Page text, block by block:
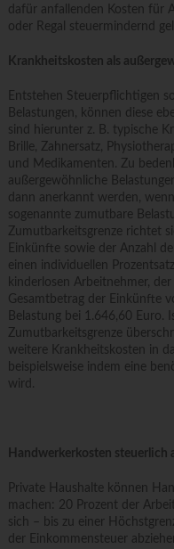
dafür anfallenden Kosten für
oder Regal steuermindernd
Krankheitskosten als
Entstehen Steuerpflichtigen
Belastungen, können diese
sind hierunter z. B. typische
Brille, Zahnersatz,
und Medikamenten. Zu
außergewöhnliche
dann anerkannt werden,
sogenannte zumutbare
Zumutbarkeitsgrenze richtet
Einkünfte sowie der Anzahl
einen individuellen
kinderlosen Arbeitnehmer,
Gesamtbetrag der Einkünfte
Belastung bei 1.646,60 Euro.
Zumutbarkeitsgrenze
weitere Krankheitskosten in
beispielsweise indem eine
wird.
Handwerkerkosten steuerlich
Private Haushalte können
machen: 20 Prozent der
sich – bis zu einer
der Einkommensteuer